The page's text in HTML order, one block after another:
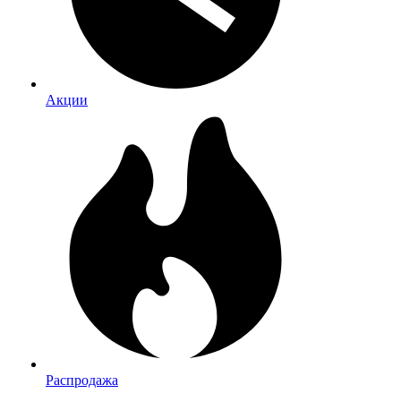
Акции
Распродажа